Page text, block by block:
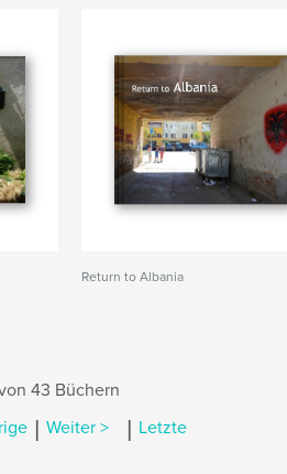
Return to Albania
43 Büchern
| Weiter > | Letzte